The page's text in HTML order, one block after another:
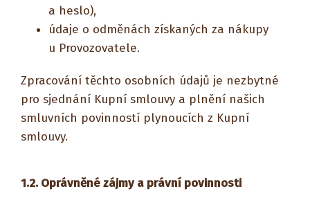
a heslo),
údaje o odměnách získaných za nákupy
u Provozovatele.
Zpracování těchto osobních údajů je nezbytné
pro sjednání Kupní smlouvy a plnění našich
smluvních povinností plynoucích z Kupní
smlouvy.
1.2. Oprávněné zájmy a právní povinnosti